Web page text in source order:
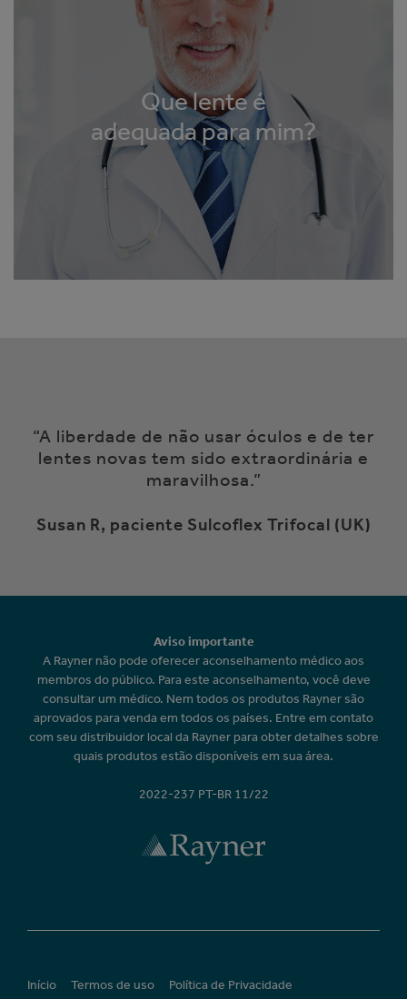
Que lente é
adequada para mim?
“A liberdade de não usar óculos e de ter
lentes novas tem sido extraordinária e
maravilhosa.”
Susan R, paciente Sulcoflex Trifocal (UK)
Aviso importante
A Rayner não pode oferecer aconselhamento médico aos
membros do público. Para este aconselhamento, você deve
consultar um médico. Nem todos os produtos Rayner são
aprovados para venda em todos os países. Entre em contato
com seu distribuidor local da Rayner para obter detalhes sobre
quais produtos estão disponíveis em sua área.
2022-237 PT-BR 11/22
Início Termos de uso Política de Privacidade